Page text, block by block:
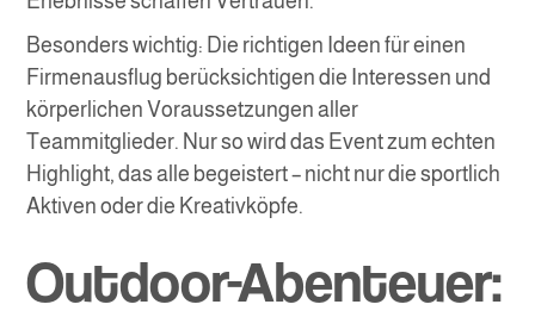
Besonders wichtig: Die richtigen Ideen für einen
Firmenausflug berücksichtigen die Interessen und
körperlichen Voraussetzungen aller
Teammitglieder. Nur so wird das Event zum echten
Highlight, das alle begeistert – nicht nur die sportlich
Aktiven oder die Kreativköpfe.
Outdoor-Abenteuer: